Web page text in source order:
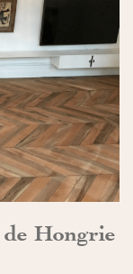
Hongrie